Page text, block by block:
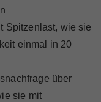
Spitzenlast, wie sie
einmal in 20
über
sie mit